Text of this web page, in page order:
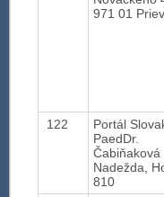
971 01
122
Portál
PaedDr.
Čabiňaková
Nadežda,
810